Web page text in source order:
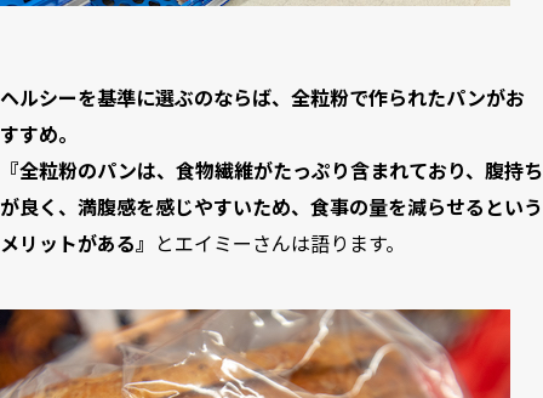
ヘルシーを基準に選ぶのならば、全粒粉で作られたパンがお
すすめ。
『全粒粉のパンは、食物繊維がたっぷり含まれており、腹持ち
が良く、満腹感を感じやすいため、食事の量を減らせるという
メリットがある』 とエイミーさんは語ります。